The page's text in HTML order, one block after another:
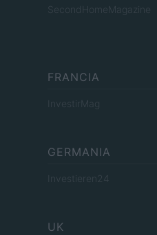
SecondHomeMagazine
FRANCIA
InvestirMag
GERMANIA
Investieren24
UK